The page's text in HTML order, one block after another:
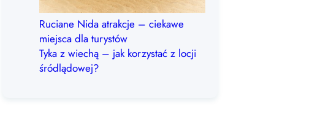
Ruciane Nida atrakcje – ciekawe
miejsca dla turystów
Tyka z wiechą – jak korzystać z locji
śródlądowej?